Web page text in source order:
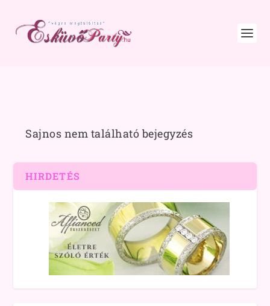
Sajnos nem található bejegyzés
HIRDETÉS